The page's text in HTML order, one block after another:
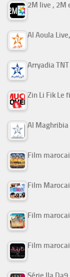
2M live , 2M
Al Aoula
Arryadia
Al